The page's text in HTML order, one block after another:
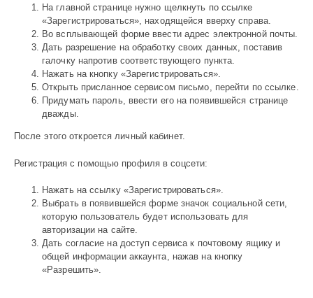
На главной странице нужно щелкнуть по ссылке
«Зарегистрироваться», находящейся вверху справа.
Во всплывающей форме ввести адрес электронной почты.
Дать разрешение на обработку своих данных, поставив
галочку напротив соответствующего пункта.
Нажать на кнопку «Зарегистрироваться».
Открыть присланное сервисом письмо, перейти по ссылке.
Придумать пароль, ввести его на появившейся странице
дважды.
После этого откроется личный кабинет.
Регистрация с помощью профиля в соцсети:
Нажать на ссылку «Зарегистрироваться».
Выбрать в появившейся форме значок социальной сети,
которую пользователь будет использовать для
авторизации на сайте.
Дать согласие на доступ сервиса к почтовому ящику и
общей информации аккаунта, нажав на кнопку
«Разрешить».